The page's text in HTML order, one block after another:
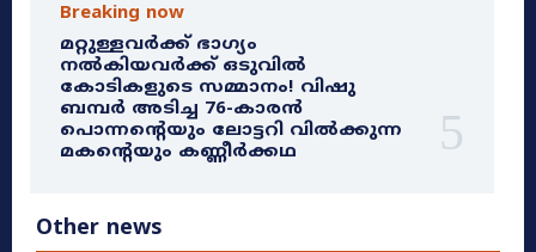
Breaking now
മറ്റുള്ളവർക്ക് ഭാഗ്യം
നൽകിയവർക്ക് ഒടുവിൽ
കോടികളുടെ സമ്മാനം! വിഷു
ബമ്പർ അടിച്ച 76-കാരൻ
പൊന്നന്റെയും ലോട്ടറി വിൽക്കുന്ന
മകന്റെയും കണ്ണീർക്കഥ
Other news